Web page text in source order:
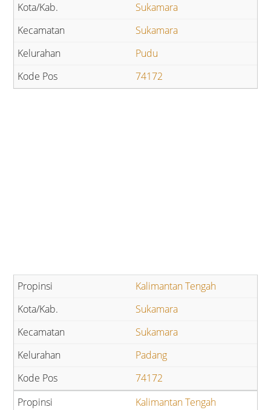
Sukamara
Sukamara
Pudu
74172
Kalimantan Tengah
Sukamara
Sukamara
Padang
74172
Kalimantan Tengah